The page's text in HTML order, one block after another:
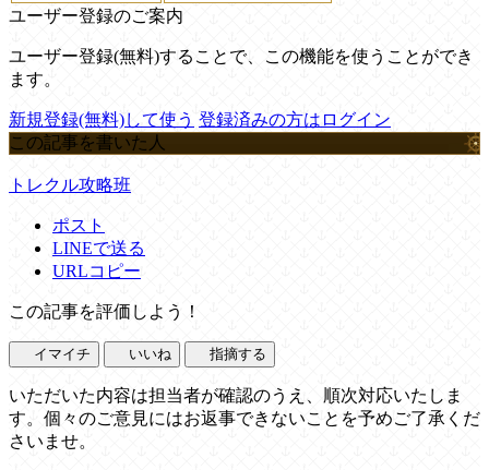
ユーザー登録のご案内
ユーザー登録(無料)することで、この機能を使うことができ
ます。
新規登録(無料)して使う 登録済みの方はログイン
この記事を書いた人
トレクル攻略班
ポスト
LINEで送る
URLコピー
この記事を評価しよう！
イマイチ いいね 指摘する
いただいた内容は担当者が確認のうえ、順次対応いたしま
す。個々のご意見にはお返事できないことを予めご了承くだ
さいませ。